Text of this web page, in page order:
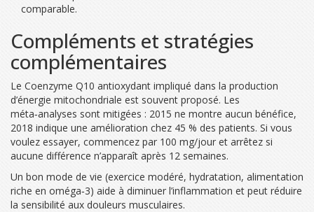
comparable.
Compléments et stratégies
complémentaires
Le Coenzyme Q10 antioxydant impliqué dans la production
d’énergie mitochondriale est souvent proposé. Les
méta‑analyses sont mitigées : 2015 ne montre aucun bénéfice,
2018 indique une amélioration chez 45 % des patients. Si vous
voulez essayer, commencez par 100 mg/jour et arrêtez si
aucune différence n’apparaît après 12 semaines.
Un bon mode de vie (exercice modéré, hydratation, alimentation
riche en oméga‑3) aide à diminuer l’inflammation et peut réduire
la sensibilité aux douleurs musculaires.